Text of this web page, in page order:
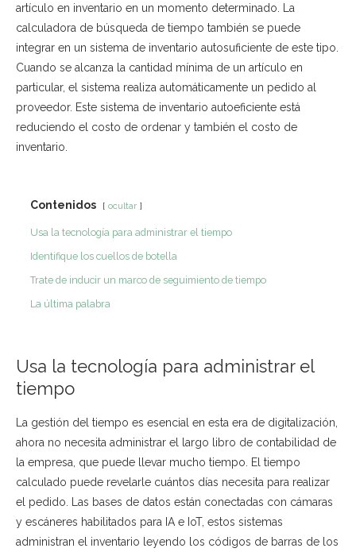
artículo en inventario en un momento determinado. La
calculadora de búsqueda de tiempo también se puede
integrar en un sistema de inventario autosuficiente de este tipo.
Cuando se alcanza la cantidad mínima de un artículo en
particular, el sistema realiza automáticamente un pedido al
proveedor. Este sistema de inventario autoeficiente está
reduciendo el costo de ordenar y también el costo de
inventario.
Contenidos ocultar
Usa la tecnología para administrar el tiempo
Identifique los cuellos de botella
Trate de inducir un marco de seguimiento de tiempo
La última palabra
Usa la tecnología para administrar el
tiempo
La gestión del tiempo es esencial en esta era de digitalización,
ahora no necesita administrar el largo libro de contabilidad de
la empresa, que puede llevar mucho tiempo. El tiempo
calculado puede revelarle cuántos días necesita para realizar
el pedido. Las bases de datos están conectadas con cámaras
y escáneres habilitados para IA e IoT, estos sistemas
administran el inventario leyendo los códigos de barras de los